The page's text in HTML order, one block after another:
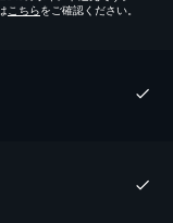
こちらをご確認ください。